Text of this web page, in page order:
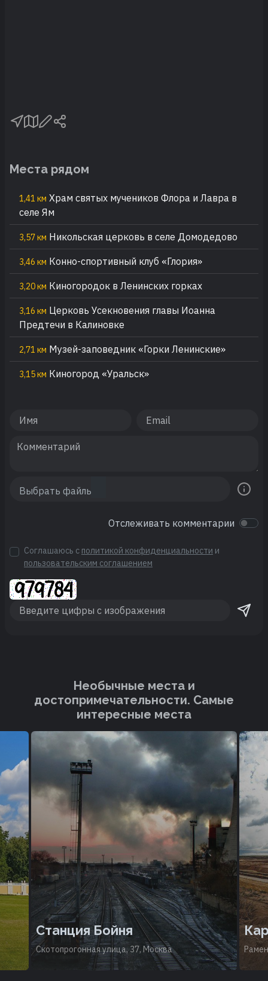
Места рядом
1,41 км Храм святых мучеников Флора и Лавра в
селе Ям
3,57 км Никольская церковь в селе Домодедово
3,46 км Конно-спортивный клуб «Глория»
3,20 км Киногородок в Ленинских горках
3,16 км Церковь Усекновения главы Иоанна
Предтечи в Калиновке
2,71 км Музей-заповедник «Горки Ленинские»
3,15 км Киногород «Уральск»
Отслеживать комментарии
Соглашаюсь с политикой конфиденциальности и
пользовательским соглашением
Необычные места и
достопримечательности. Cамые
интересные места
Станция Бойня
Скотопрогонная улица, 37, Москва